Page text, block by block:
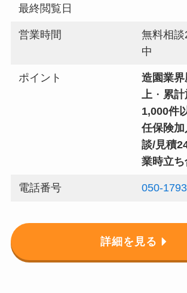
最終閲覧日
営業時間
無料相
中
ポイント
造園業
上 ・ 累計
1,000件
任保険加
談/見積
業時立
電話番号 050-
詳細を見る